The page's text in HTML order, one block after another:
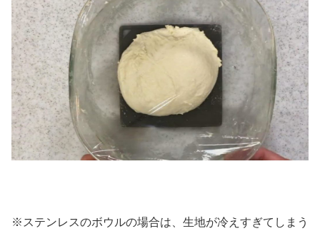
※ステンレスのボウルの場合は、生地が冷えすぎてしまう